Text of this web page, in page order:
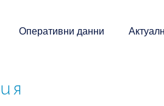
Оперативни данни